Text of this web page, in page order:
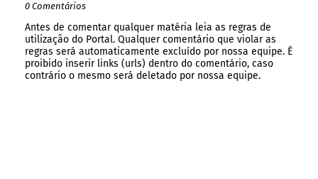
0 Comentários
Antes de comentar qualquer matéria leia as regras de
utilização do Portal. Qualquer comentário que violar as
regras será automaticamente excluído por nossa equipe. É
proibido inserir links (urls) dentro do comentário, caso
contrário o mesmo será deletado por nossa equipe.